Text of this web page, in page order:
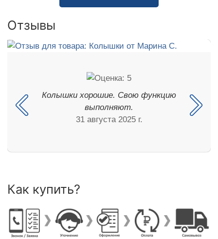
Отзывы
Колышки хорошие. Свою функцию
выполняют.
31 августа 2025 г.
Как купить?